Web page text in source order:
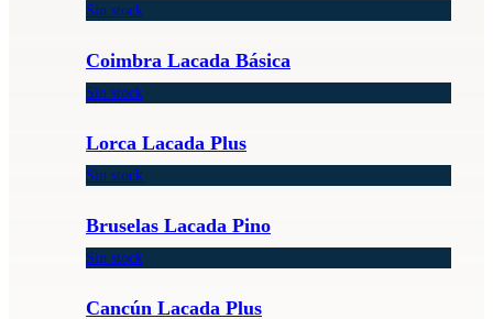
Sin stock
Coimbra Lacada Básica
Sin stock
Lorca Lacada Plus
Sin stock
Bruselas Lacada Pino
Sin stock
Cancún Lacada Plus